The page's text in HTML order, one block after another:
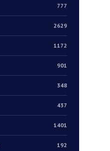
777
2629
1172
901
348
437
1401
192